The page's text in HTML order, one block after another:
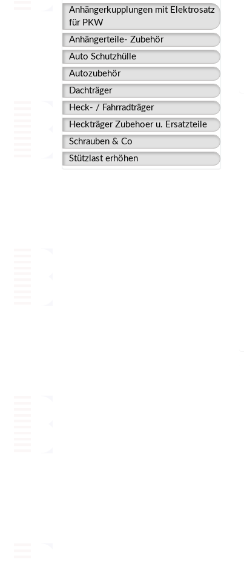
Anhängerkupplungen mit Elektrosatz
für PKW
Anhängerteile- Zubehör
Auto Schutzhülle
Autozubehör
Dachträger
Heck- / Fahrradträger
Heckträger Zubehoer u. Ersatzteile
Schrauben & Co
Stützlast erhöhen